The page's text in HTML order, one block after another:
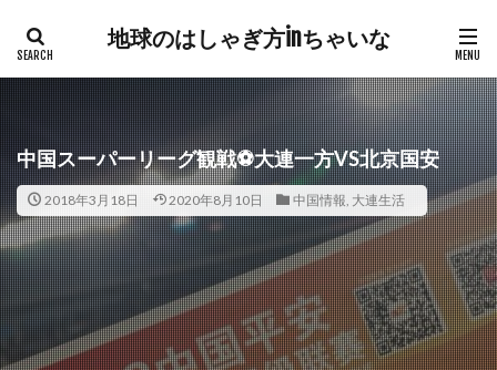
地球のはしゃぎ方inちゃいな
中国スーパーリーグ観戦⚽️大連一方VS北京国安
2018年3月18日 2020年8月10日 中国情報, 大連生活